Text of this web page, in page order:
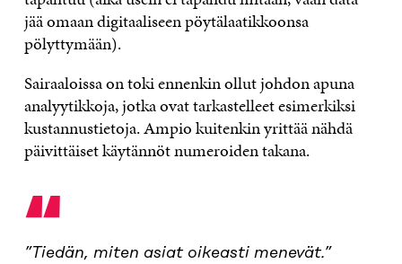
jää omaan digitaaliseen pöytälaatikkoonsa
pölyttymään).
Sairaaloissa on toki ennenkin ollut johdon apuna
analyytikkoja, jotka ovat tarkastelleet esimerkiksi
kustannustietoja. Ampio kuitenkin yrittää nähdä
päivittäiset käytännöt numeroiden takana.
“
”Tiedän, miten asiat oikeasti menevät.”